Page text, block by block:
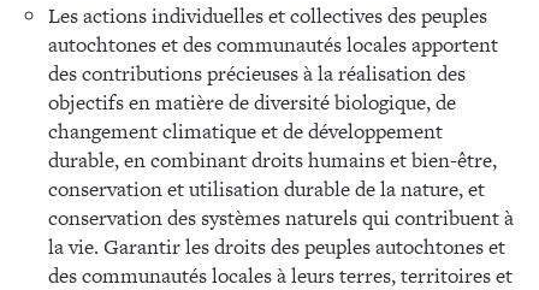
Les actions individuelles et collectives des peuples
autochtones et des communautés locales apportent
des contributions précieuses à la réalisation des
objectifs en matière de diversité biologique, de
changement climatique et de développement
durable, en combinant droits humains et bien-être,
conservation et utilisation durable de la nature, et
conservation des systèmes naturels qui contribuent à
la vie. Garantir les droits des peuples autochtones et
des communautés locales à leurs terres, territoires et